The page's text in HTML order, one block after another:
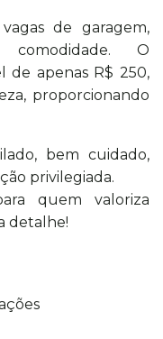
de garagem,
O
de apenas R$ 250,
proporcionando
bem cuidado,
privilegiada.
quem valoriza
detalhe!